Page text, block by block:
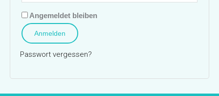
Angemeldet bleiben
Anmelden
Passwort vergessen?